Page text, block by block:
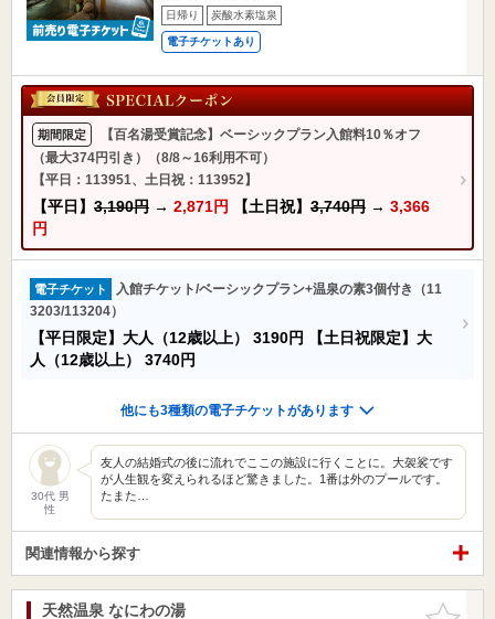
日帰り 炭酸水素塩泉
電子チケットあり
期間限定
【百名湯受賞記念】ベーシックプラン入館料10％オフ
（最大374円引き）（8/8～16利用不可）
【平日：113951、土日祝：113952】
【平日】 3,190円 → 2,871円 【土日祝】 3,740円 → 3,366
円
電子チケット
入館チケット/ベーシックプラン+温泉の素3個付き（11
3203/113204）
【平日限定】大人（12歳以上） 3190円
【土日祝限定】大
人（12歳以上） 3740円
他にも3種類の電子チケットがあります
30代 男
性
友人の結婚式の後に流れでここの施設に行くことに。大袈裟です
が人生観を変えられるほど驚きました。1番は外のプールです。
たまた…
関連情報から探す
お気に入
天然温泉 なにわの湯